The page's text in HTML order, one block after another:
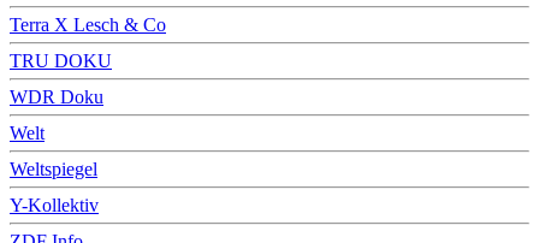
Terra X Lesch & Co
TRU DOKU
WDR Doku
Welt
Weltspiegel
Y-Kollektiv